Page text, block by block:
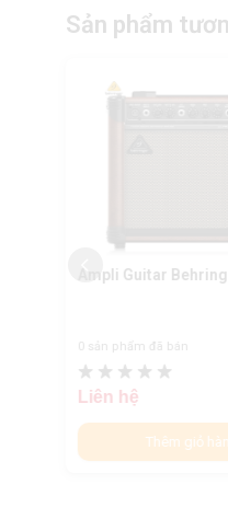
Sản phẩm
Ampli Guitar
0 sản phẩm đã bán
Liên hệ
Thêm giỏ